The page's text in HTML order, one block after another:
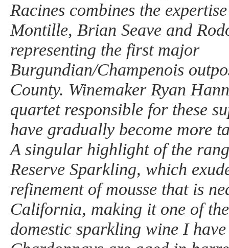
Racines combines the
Montille, Brian Seave and
representing the first major
Burgundian/Champenois
County. Winemaker Ryan
quartet responsible for these
have gradually become more
A singular highlight of the
Reserve Sparkling, which
refinement of mousse that is
California, making it one of
domestic sparkling wine I